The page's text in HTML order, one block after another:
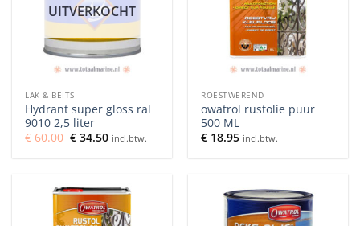
UITVERKOCHT
LAK & BEITS
Hydrant super gloss ral
9010 2,5 liter
€60.00 Oorspronkelijke
was:
€ 34.50Huidige
is:
incl.btw.
ROESTWEREND
owatrol rustolie puur
500 ML
€ 18.95 incl.btw.